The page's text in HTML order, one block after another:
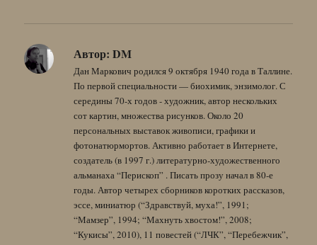
Автор: DM
Дан Маркович родился 9 октября 1940 года в Таллине.
По первой специальности — биохимик, энзимолог. С
середины 70-х годов - художник, автор нескольких
сот картин, множества рисунков. Около 20
персональных выставок живописи, графики и
фотонатюрмортов. Активно работает в Интернете,
создатель (в 1997 г.) литературно-художественного
альманаха “Перископ” . Писать прозу начал в 80-е
годы. Автор четырех сборников коротких рассказов,
эссе, миниатюр (“Здравствуй, муха!”, 1991;
“Мамзер”, 1994; “Махнуть хвостом!”, 2008;
“Кукисы”, 2010), 11 повестей (“ЛЧК”, “Перебежчик”,